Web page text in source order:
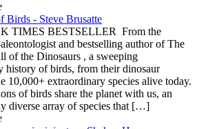
Birds - Steve Brusatte
TIMES BESTSELLER ​​​ From the
and bestselling author of The
of the Dinosaurs , a sweeping
history of birds, from their dinosaur
10,000+ extraordinary species alive today.
of birds share the planet with us, an
diverse array of species that […]